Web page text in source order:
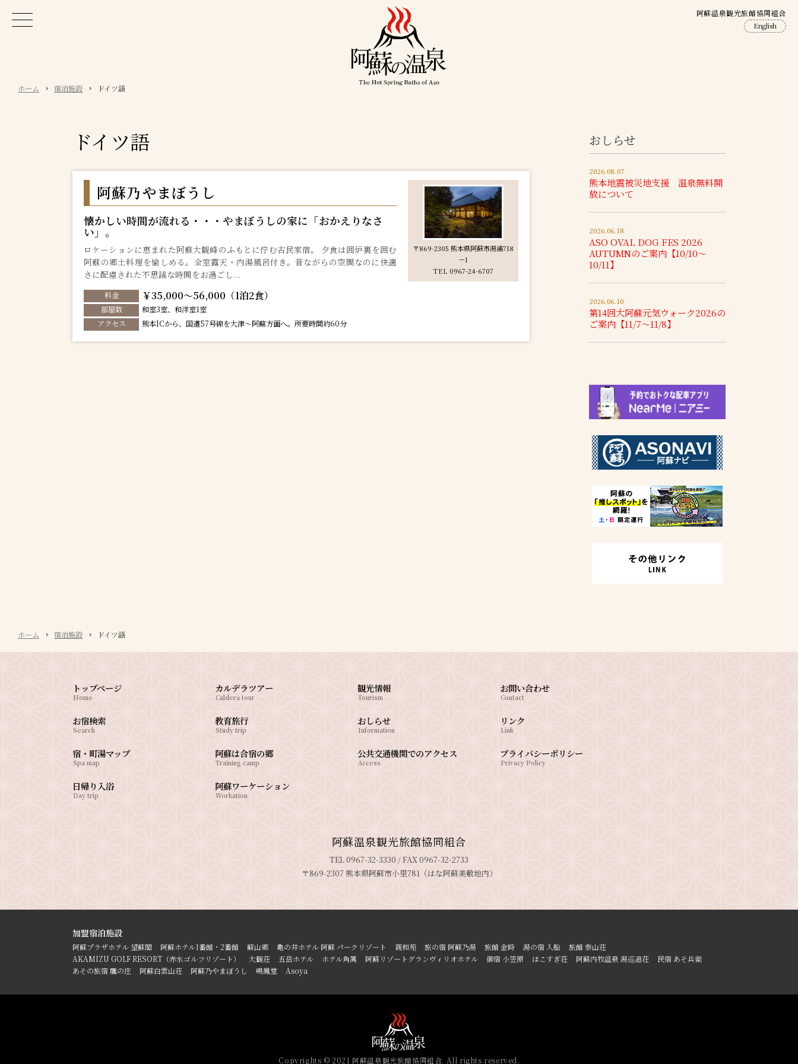
阿蘇温泉観光旅館協同組合
English
ホーム 宿泊施設 ドイツ語
ドイツ語
阿蘇乃やまぼうし
懐かしい時間が流れる・・・やまぼうしの家に「おかえりなさ
い」。
ロケーションに恵まれた阿蘇大観峰のふもとに佇む古民家宿。 夕食は囲炉裏を囲む
阿蘇の郷土料理を愉しめる。全室露天・内湯風呂付き。昔ながらの空間なのに快適
さに配慮された不思議な時間をお過ごし...
料金 ￥35,000～56,000（1泊2食）
部屋数
和室3室、和洋室1室
アクセス
熊本ICから、国道57号線を大津〜阿蘇方面へ。所要時間約60分
〒869-2305 熊本県阿蘇市湯浦718
－1
TEL 0967-24-6707
おしらせ
2026.08.07
熊本地震被災地支援 温泉無料開
放について
2026.06.18
ASO OVAL DOG FES 2026
AUTUMNのご案内【10/10～
10/11】
2026.06.10
第14回大阿蘇元気ウォーク2026の
ご案内【11/7～11/8】
ホーム 宿泊施設 ドイツ語
トップページ
Home
お宿検索
Search
宿・町湯マップ
Spa map
日帰り入浴
Day trip
カルデラツアー
Caldera tour
教育旅行
Study trip
阿蘇は合宿の郷
Training camp
阿蘇ワーケーション
Workation
観光情報
Tourism
おしらせ
Information
公共交通機関でのアクセス
Access
お問い合わせ
Contact
リンク
Link
プライバシーポリシー
Privacy Policy
阿蘇温泉観光旅館協同組合
TEL 0967-32-3330 / FAX 0967-32-2733
〒869-2307 熊本県阿蘇市小里781（はな阿蘇美敷地内）
加盟宿泊施設
阿蘇プラザホテル 望蘇閣 阿蘇ホテル1番館・2番館 蘇山郷 亀の井ホテル 阿蘇 パークリゾート 親和苑 旅の宿 阿蘇乃湯 旅館 金時 湯の宿 入船
旅館 泰山荘
AKAMIZU GOLF RESORT（赤水ゴルフリゾート）
大観荘 五岳ホテル ホテル角萬 阿蘇リゾートグランヴィリオホテル 御宿 小笠原 ほこすぎ荘 阿蘇内牧温泉 湯巡追荘
民宿 あそ兵衛
あその旅宿 鷹の庄
阿蘇白雲山荘 阿蘇乃やまぼうし 鳴鳳堂 Asoya
Copyrights © 2021 阿蘇温泉観光旅館協同組合. All rights reserved.